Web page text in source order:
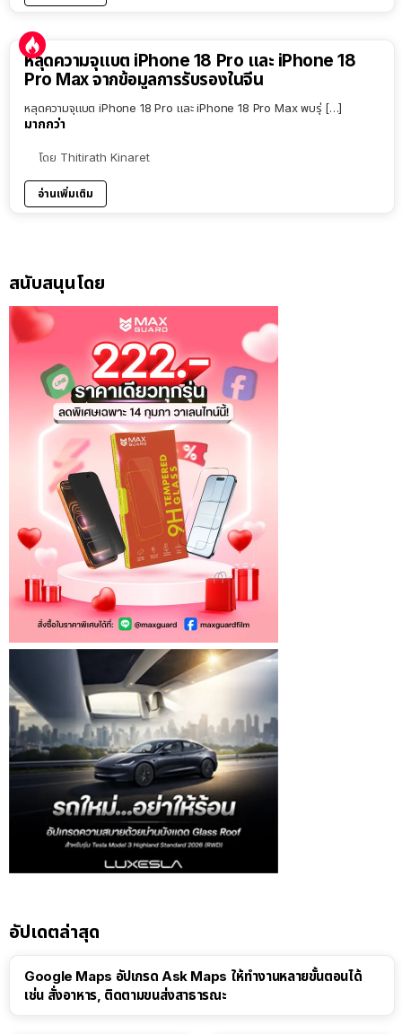
หลุดความจุแบต iPhone 18 Pro และ iPhone 18
Pro Max จากข้อมูลการรับรองในจีน
หลุดความจุแบต iPhone 18 Pro และ iPhone 18 Pro Max พบรุ่ […]
มากกว่า
โดย Thitirath Kinaret
อ่านเพิ่มเติม
สนับสนุนโดย
อัปเดตล่าสุด
Google Maps อัปเกรด Ask Maps ให้ทำงานหลายขั้นตอนได้
เช่น สั่งอาหาร, ติดตามขนส่งสาธารณะ